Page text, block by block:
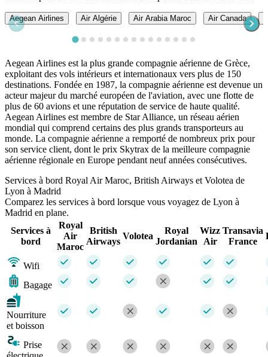
Aegean Airlines Air Algérie Air Arabia Maroc Air Canada
Aegean Airlines est la plus grande compagnie aérienne de Grèce,
exploitant des vols intérieurs et internationaux vers plus de 150
destinations. Fondée en 1987, la compagnie aérienne est devenue un
acteur majeur du marché européen de l'aviation, avec une flotte de
plus de 60 avions et une réputation de service de haute qualité.
Aegean Airlines est membre de Star Alliance, un réseau aérien
mondial qui comprend certains des plus grands transporteurs au
monde. La compagnie aérienne a remporté de nombreux prix pour
son service client, dont le prix Skytrax de la meilleure compagnie
aérienne régionale en Europe pendant neuf années consécutives.
Services à bord Royal Air Maroc, British Airways et Volotea de
Lyon à Madrid
Comparez les services à bord lorsque vous voyagez de Lyon à
Madrid en plane.
Services à
bord
Royal
Air
Maroc
British
Airways
Volotea
Royal
Jordanian
Wizz
Air
Transavia
France
Wifi
Bagage
Nourriture
et boisson
Prise